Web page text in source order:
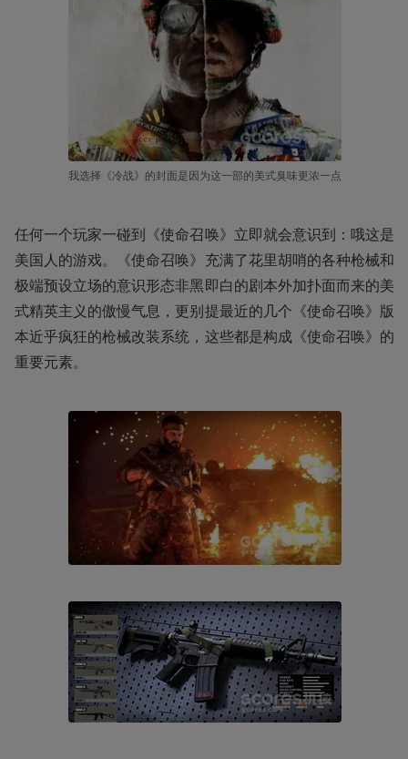
我选择《冷战》的封面是因为这一部的美式臭味更浓一点
任何一个玩家一碰到《使命召唤》立即就会意识到：哦这是
美国人的游戏。《使命召唤》充满了花里胡哨的各种枪械和
极端预设立场的意识形态非黑即白的剧本外加扑面而来的美
式精英主义的傲慢气息，更别提最近的几个《使命召唤》版
本近乎疯狂的枪械改装系统，这些都是构成《使命召唤》的
重要元素。